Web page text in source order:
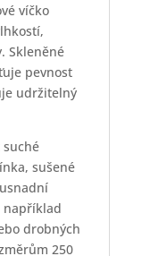
víčko
Skleněné
pevnost
udržitelný
sušené
například
drobných
250